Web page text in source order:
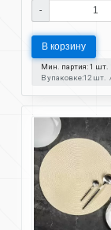
-
В корзину
Мин. партия: 1 шт.
В упаковке:12 шт.